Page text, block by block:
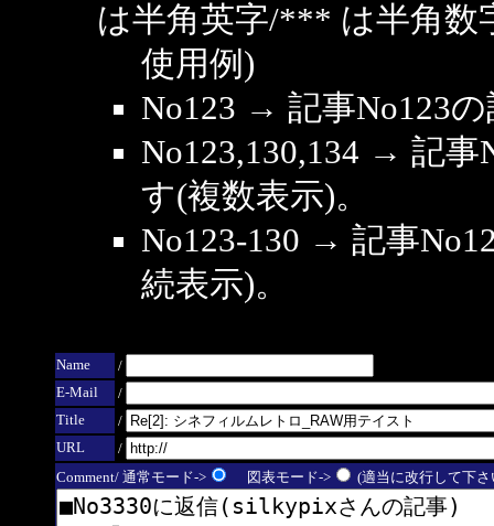
は半角英字/*** は半角数
使用例)
No123 → 記事No123
No123,130,134 → 記
す(複数表示)。
No123-130 → 記事
続表示)。
Name
/
E-Mail
/
Title
/
URL
/
Comment/ 通常モード->
図表モード-> (適当に改行して下